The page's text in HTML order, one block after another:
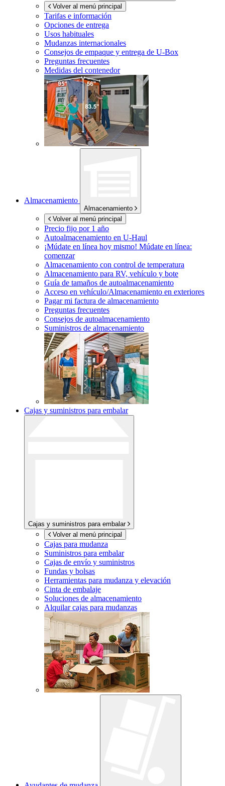
Volver al menú principal
Tarifas e información
Opciones de entrega
Usos habituales
Mudanzas internacionales
Consejos de empaque y entrega de U-Box
Preguntas frecuentes
Medidas del contenedor
Almacenamiento
Almacenamiento
Volver al menú principal
Precio fijo por 1 año
Autoalmacenamiento en U-Haul
¡Múdate en línea hoy mismo! Múdate en línea:
comenzar
Almacenamiento con control de temperatura
Almacenamiento para RV, vehículo y bote
Guía de tamaños de autoalmacenamiento
Acceso en vehículo/Almacenamiento en exteriores
Pagar mi factura de almacenamiento
Preguntas frecuentes
Consejos de autoalmacenamiento
Suministros de almacenamiento
Cajas y suministros para embalar
Cajas y suministros para embalar
Volver al menú principal
Cajas para mudanza
Suministros para embalar
Cajas de envío y suministros
Fundas y bolsas
Herramientas para mudanza y elevación
Cinta de embalaje
Soluciones de almacenamiento
Alquilar cajas para mudanzas